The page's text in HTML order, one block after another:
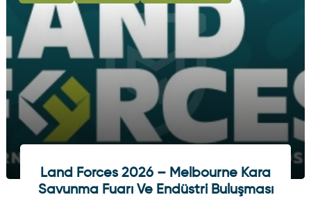
Land Forces 2026 – Melbourne Kara
Savunma Fuarı Ve Endüstri Buluşması